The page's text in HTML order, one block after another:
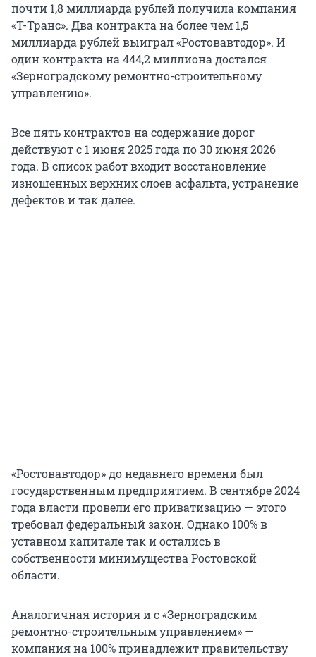
почти 1,8 миллиарда рублей получила компания
«Т-Транс». Два контракта на более чем 1,5
миллиарда рублей выиграл «Ростовавтодор». И
один контракта на 444,2 миллиона достался
«Зерноградскому ремонтно-строительному
управлению».
Все пять контрактов на содержание дорог
действуют с 1 июня 2025 года по 30 июня 2026
года. В список работ входит восстановление
изношенных верхних слоев асфальта, устранение
дефектов и так далее.
«Ростовавтодор» до недавнего времени был
государственным предприятием. В сентябре 2024
года власти провели его приватизацию — этого
требовал федеральный закон. Однако 100% в
уставном капитале так и остались в
собственности минимущества Ростовской
области.
Аналогичная история и с «Зерноградским
ремонтно-строительным управлением» —
компания на 100% принадлежит правительству